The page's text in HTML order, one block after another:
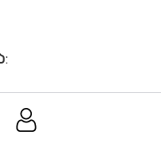
:
Natakhtari, Georgia